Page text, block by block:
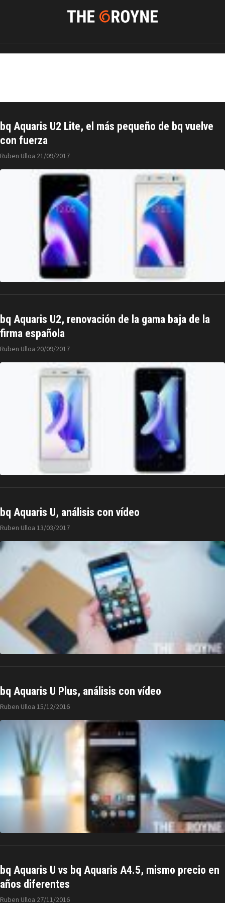
bq Aquaris U2 Lite, el más pequeño de bq vuelve
con fuerza
Ruben Ulloa 21/09/2017
bq Aquaris U2, renovación de la gama baja de la
firma española
Ruben Ulloa 20/09/2017
bq Aquaris U, análisis con vídeo
Ruben Ulloa 13/03/2017
bq Aquaris U Plus, análisis con vídeo
Ruben Ulloa 15/12/2016
bq Aquaris U vs bq Aquaris A4.5, mismo precio en
años diferentes
Ruben Ulloa 27/11/2016